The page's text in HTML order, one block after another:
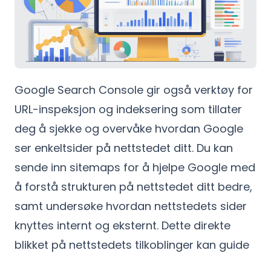
Google Search Console gir også verktøy for
URL-inspeksjon og indeksering som tillater
deg å sjekke og overvåke hvordan Google
ser enkeltsider på nettstedet ditt. Du kan
sende inn sitemaps for å hjelpe Google med
å forstå strukturen på nettstedet ditt bedre,
samt undersøke hvordan nettstedets sider
knyttes internt og eksternt. Dette direkte
blikket på nettstedets tilkoblinger kan guide